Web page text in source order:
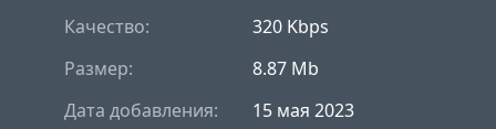
Качество:
320 Kbps
Размер:
8.87 Mb
Дата добавления:
15 мая 2023